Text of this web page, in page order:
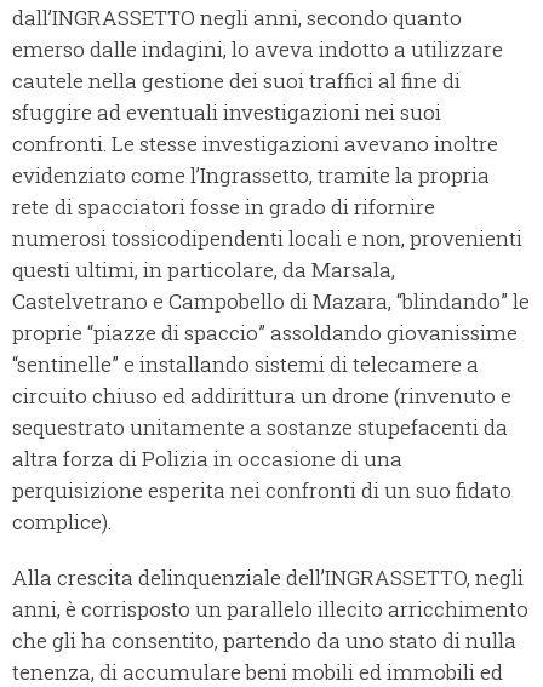
dall’INGRASSETTO negli anni, secondo quanto
emerso dalle indagini, lo aveva indotto a utilizzare
cautele nella gestione dei suoi traffici al fine di
sfuggire ad eventuali investigazioni nei suoi
confronti. Le stesse investigazioni avevano inoltre
evidenziato come l’Ingrassetto, tramite la propria
rete di spacciatori fosse in grado di rifornire
numerosi tossicodipendenti locali e non, provenienti
questi ultimi, in particolare, da Marsala,
Castelvetrano e Campobello di Mazara, “blindando” le
proprie “piazze di spaccio” assoldando giovanissime
“sentinelle” e installando sistemi di telecamere a
circuito chiuso ed addirittura un drone (rinvenuto e
sequestrato unitamente a sostanze stupefacenti da
altra forza di Polizia in occasione di una
perquisizione esperita nei confronti di un suo fidato
complice).
Alla crescita delinquenziale dell’INGRASSETTO, negli
anni, è corrisposto un parallelo illecito arricchimento
che gli ha consentito, partendo da uno stato di nulla
tenenza, di accumulare beni mobili ed immobili ed